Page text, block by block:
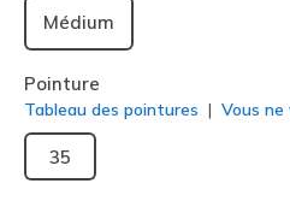
Médium
Pointure
Tableau des pointures Vous
35